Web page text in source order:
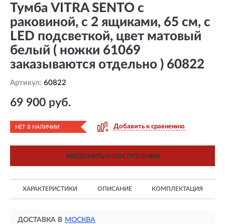
Тумба VITRA SENTO с
раковиной, с 2 ящиками, 65 см, с
LED подсветкой, цвет матовый
белый ( ножки 61069
заказываются отдельно ) 60822
Артикул: 60822
69 900 руб.
НЕТ В НАЛИЧИИ Добавить к сравнению
УВЕДОМИТЬ О ПОСТУПЛЕНИИ
ХАРАКТЕРИСТИКИ ОПИСАНИЕ КОМПЛЕКТАЦИЯ
ДОСТАВКА В МОСКВА